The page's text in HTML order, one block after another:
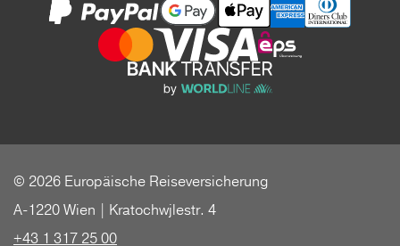
© 2026 Europäische Reiseversicherung
A-1220 Wien | Kratochwjlestr. 4
+43 1 317 25 00